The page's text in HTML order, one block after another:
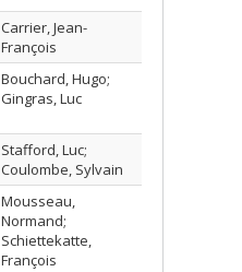
Carrier, Jean-
François
Bouchard, Hugo;
Gingras, Luc
Stafford, Luc;
Coulombe, Sylvain
Mousseau,
Normand;
Schiettekatte,
François